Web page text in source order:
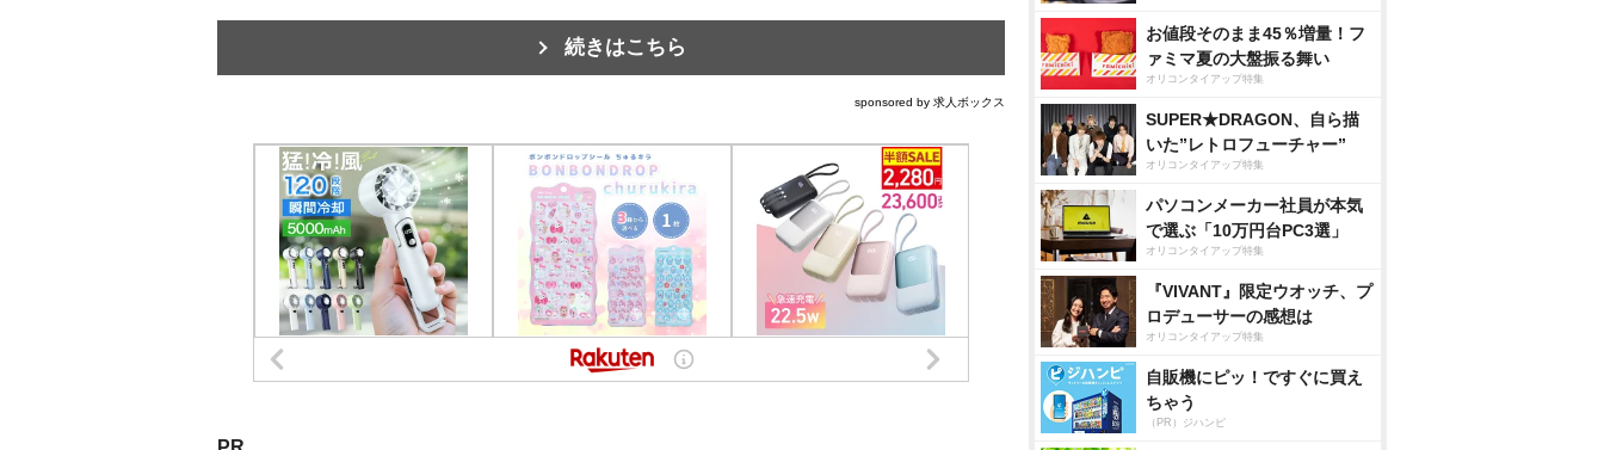
続きはこちら
sponsored by 求人ボックス
お値段そのまま45％増量！フ
ァミマ夏の大盤振る舞い
オリコンタイアップ特集
SUPER★DRAGON、自ら描
いた”レトロフューチャー”
オリコンタイアップ特集
パソコンメーカー社員が本気
で選ぶ「10万円台PC3選」
オリコンタイアップ特集
『VIVANT』限定ウオッチ、プ
ロデューサーの感想は
オリコンタイアップ特集
自販機にピッ！ですぐに買え
ちゃう
（PR）ジハンピ